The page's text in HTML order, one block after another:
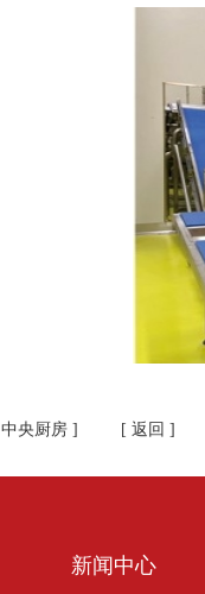
中央厨房 ] [ 返回 ]
新闻中心